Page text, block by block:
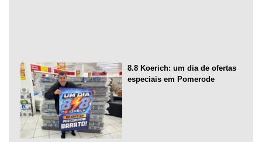
8.8 Koerich: um dia de ofertas
especiais em Pomerode